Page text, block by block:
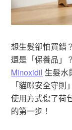
想生髮卻怕買錯
還是「保養品」
Minoxidil 生髮水
「貓咪安全守
使用方式傷了荷
的第一步！